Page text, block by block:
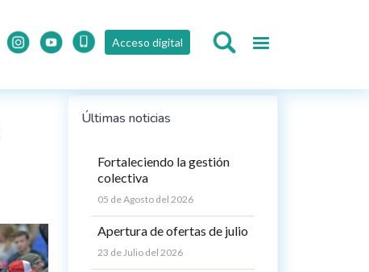
Acceso digital
Últimas noticias
Fortaleciendo la gestión
colectiva
05 de Agosto del 2026
Apertura de ofertas de julio
23 de Julio del 2026